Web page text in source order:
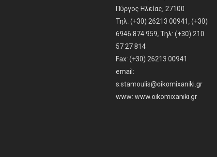
Πύργος Ηλείας, 27100
Τηλ: (+30) 26213 00941, (+30)
6946 874 959, Τηλ: (+30) 210
57 27 814
Fax: (+30) 26213 00941
email:
s.stamoulis@oikomixaniki.gr
www: www.oikomixaniki.gr